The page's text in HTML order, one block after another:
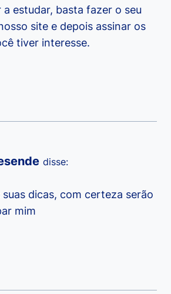
a estudar, basta fazer o seu
site e depois assinar os
tiver interesse.
disse:
dicas, com certeza serão
mim